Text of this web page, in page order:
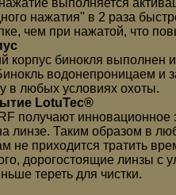
выполняется
нажатия" в 2 раза
чем при нажатой, что
корпус бинокля выполнен
водонепроницаем и
в любых условиях охоты.
LotuTec®
получают инновационное
линзе. Таким образом в
не приходится тратить
дорогостоящие линзы с
тереть для чистки.